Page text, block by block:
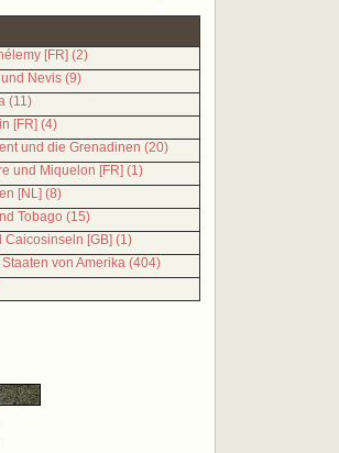
[FR] (2)
Nevis (9)
(11)
[FR] (4)
und die Grenadinen (20)
und Miquelon [FR] (1)
[NL] (8)
Tobago (15)
Caicosinseln [GB] (1)
von Amerika (404)